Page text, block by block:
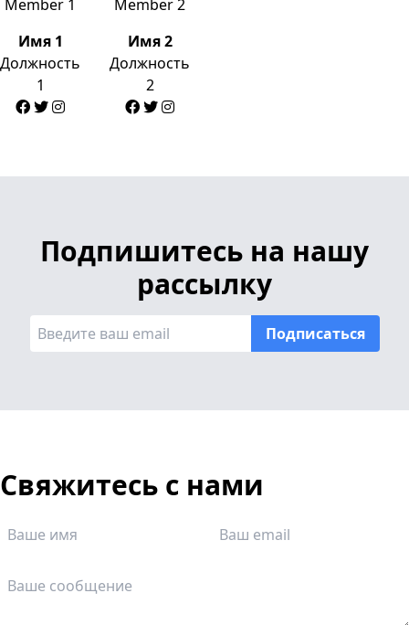
Имя 1
Должность
1
Имя 2
Должность
2
Подпишитесь на нашу
рассылку
Подписаться
Свяжитесь с нами